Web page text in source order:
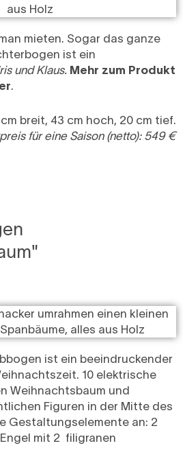
mieten. Sogar das ganze
ist ein
und Klaus. Mehr zum Produkt
.
cm breit, 43 cm hoch, 20 cm tief.
für eine Saison (netto): 549 €
ist ein beeindruckender
10 elektrische
Weihnachtsbaum und
Figuren in der Mitte des
Gestaltungselemente an: 2
mit 2 filigranen